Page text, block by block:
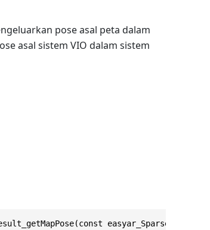
pose asal peta dalam
asal sistem VIO dalam sistem